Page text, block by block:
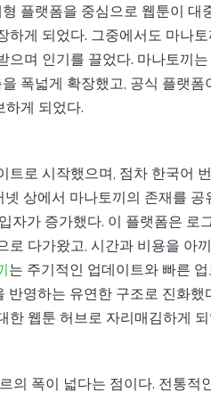
플랫폼을 중심으로 웹툰이 대
게 되었다. 그중에서도 마나
며 인기를 끌었다. 마나토끼
폭넓게 확장했고, 공식 플랫폼
하게 되었다.
로 시작했으며, 점차 한국어
상에서 마나토끼의 존재를 공
자가 증가했다. 이 플랫폼은 로
다가왔고, 시간과 비용을 아
는 주기적인 업데이트와 빠른
영하는 유연한 구조로 진화했
한 웹툰 허브로 자리매김하게 되
의 폭이 넓다는 점이다. 전통적